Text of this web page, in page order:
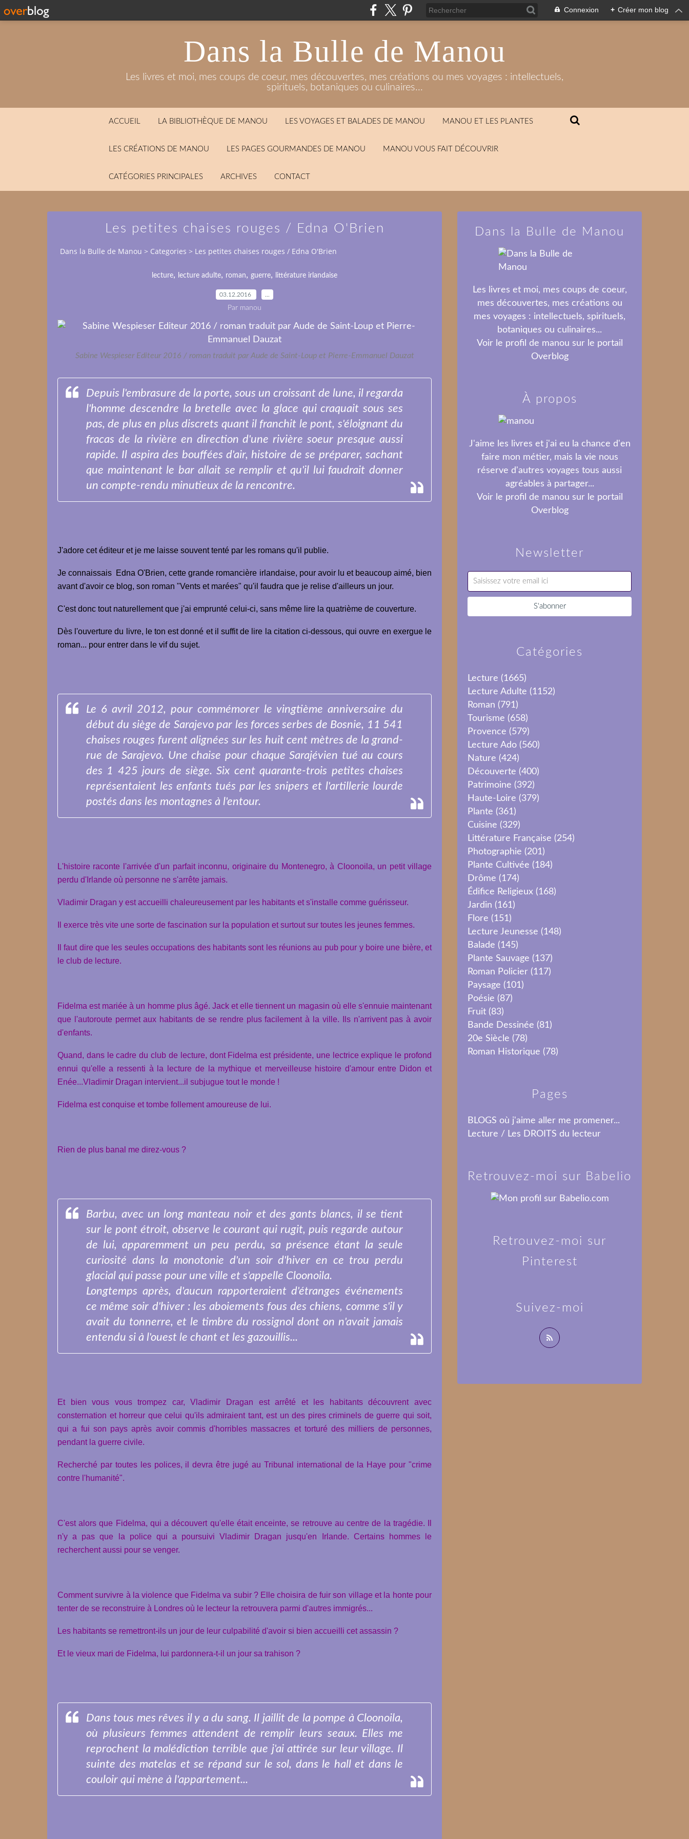
Connexion + Créer mon blog
Dans la Bulle de Manou
Les livres et moi, mes coups de coeur, mes découvertes, mes créations ou mes voyages : intellectuels,
spirituels, botaniques ou culinaires...
ACCUEIL LA BIBLIOTHÈQUE DE MANOU LES VOYAGES ET BALADES DE MANOU MANOU ET LES PLANTES
LES CRÉATIONS DE MANOU LES PAGES GOURMANDES DE MANOU MANOU VOUS FAIT DÉCOUVRIR
CATÉGORIES PRINCIPALES ARCHIVES CONTACT
Les petites chaises rouges / Edna O'Brien
Dans la Bulle de Manou > Categories > Les petites chaises rouges / Edna O'Brien
lecture, lecture adulte, roman, guerre, littérature irlandaise
03.12.2016
Par manou
Sabine Wespieser Editeur 2016 / roman traduit par Aude de Saint-Loup et Pierre-Emmanuel Dauzat
Depuis l'embrasure de la porte, sous un croissant de lune, il regarda
l'homme descendre la bretelle avec la glace qui craquait sous ses
pas, de plus en plus discrets quant il franchit le pont, s'éloignant du
fracas de la rivière en direction d'une rivière soeur presque aussi
rapide. Il aspira des bouffées d'air, histoire de se préparer, sachant
que maintenant le bar allait se remplir et qu'il lui faudrait donner
un compte-rendu minutieux de la rencontre.
J'adore cet éditeur et je me laisse souvent tenté par les romans qu'il publie.
Je connaissais Edna O'Brien, cette grande romancière irlandaise, pour avoir lu et beaucoup aimé, bien
avant d'avoir ce blog, son roman "Vents et marées" qu'il faudra que je relise d'ailleurs un jour.
C'est donc tout naturellement que j'ai emprunté celui-ci, sans même lire la quatrième de couverture.
Dès l'ouverture du livre, le ton est donné et il suffit de lire la citation ci-dessous, qui ouvre en exergue le
roman... pour entrer dans le vif du sujet.
Le 6 avril 2012, pour commémorer le vingtième anniversaire du
début du siège de Sarajevo par les forces serbes de Bosnie, 11 541
chaises rouges furent alignées sur les huit cent mètres de la grand-
rue de Sarajevo. Une chaise pour chaque Sarajévien tué au cours
des 1 425 jours de siège. Six cent quarante-trois petites chaises
représentaient les enfants tués par les snipers et l'artillerie lourde
postés dans les montagnes à l'entour.
L'histoire raconte l'arrivée d'un parfait inconnu, originaire du Montenegro, à Cloonoila, un petit village
perdu d'Irlande où personne ne s'arrête jamais.
Vladimir Dragan y est accueilli chaleureusement par les habitants et s'installe comme guérisseur.
Il exerce très vite une sorte de fascination sur la population et surtout sur toutes les jeunes femmes.
Il faut dire que les seules occupations des habitants sont les réunions au pub pour y boire une bière, et
le club de lecture.
Fidelma est mariée à un homme plus âgé. Jack et elle tiennent un magasin où elle s'ennuie maintenant
que l'autoroute permet aux habitants de se rendre plus facilement à la ville. Ils n'arrivent pas à avoir
d'enfants.
Quand, dans le cadre du club de lecture, dont Fidelma est présidente, une lectrice explique le profond
ennui qu'elle a ressenti à la lecture de la mythique et merveilleuse histoire d'amour entre Didon et
Enée...Vladimir Dragan intervient...il subjugue tout le monde !
Fidelma est conquise et tombe follement amoureuse de lui.
Rien de plus banal me direz-vous ?
Barbu, avec un long manteau noir et des gants blancs, il se tient
sur le pont étroit, observe le courant qui rugit, puis regarde autour
de lui, apparemment un peu perdu, sa présence étant la seule
curiosité dans la monotonie d'un soir d'hiver en ce trou perdu
glacial qui passe pour une ville et s'appelle Cloonoila.
Longtemps après, d'aucun rapporteraient d'étranges événements
ce même soir d'hiver : les aboiements fous des chiens, comme s'il y
avait du tonnerre, et le timbre du rossignol dont on n'avait jamais
entendu si à l'ouest le chant et les gazouillis...
Et bien vous vous trompez car, Vladimir Dragan est arrêté et les habitants découvrent avec
consternation et horreur que celui qu'ils admiraient tant, est un des pires criminels de guerre qui soit,
qui a fui son pays après avoir commis d'horribles massacres et torturé des milliers de personnes,
pendant la guerre civile.
Recherché par toutes les polices, il devra être jugé au Tribunal international de la Haye pour "crime
contre l'humanité".
C'est alors que Fidelma, qui a découvert qu'elle était enceinte, se retrouve au centre de la tragédie.
n'y a pas que la police qui a poursuivi Vladimir Dragan jusqu'en Irlande. Certains hommes le
recherchent aussi pour se venger.
Comment survivre à la violence que Fidelma va subir ? Elle choisira de fuir son village et la honte pour
tenter de se reconstruire à Londres où le lecteur la retrouvera parmi d'autres immigrés...
Les habitants se remettront-ils un jour de leur culpabilité d'avoir si bien accueilli cet assassin ?
Et le vieux mari de Fidelma, lui pardonnera-t-il un jour sa trahison ?
Dans tous mes rêves il y a du sang. Il jaillit de la pompe à Cloonoila,
où plusieurs femmes attendent de remplir leurs seaux. Elles me
reprochent la malédiction terrible que j'ai attirée sur leur village. Il
suinte des matelas et se répand sur le sol, dans le hall et dans le
couloir qui mène à l'appartement...
Newsletter
Catégories
Lecture (1665)
Lecture Adulte (1152)
Roman (791)
Tourisme (658)
Provence (579)
Lecture Ado (560)
Nature (424)
Découverte (400)
Patrimoine (392)
Haute-Loire (379)
Plante (361)
Cuisine (329)
Littérature Française (254)
Photographie (201)
Plante Cultivée (184)
Drôme (174)
Édifice Religieux (168)
Jardin (161)
Flore (151)
Lecture Jeunesse (148)
Balade (145)
Plante Sauvage (137)
Roman Policier (117)
Paysage (101)
Poésie (87)
Fruit (83)
Bande Dessinée (81)
20e Siècle (78)
Roman Historique (78)
Pages
BLOGS où j'aime aller me promener...
Lecture / Les DROITS du lecteur
Dans la Bulle de Manou
Les livres et moi, mes coups de coeur,
mes découvertes, mes créations ou
mes voyages : intellectuels, spirituels,
botaniques ou culinaires...
Voir le profil de manou sur le portail
Overblog
Suivez-moi
À propos
J'aime les livres et j'ai eu la chance d'en
faire mon métier, mais la vie nous
réserve d'autres voyages tous aussi
agréables à partager...
Voir le profil de manou sur le portail
Overblog
Retrouvez-moi sur Babelio
Retrouvez-moi sur
Pinterest